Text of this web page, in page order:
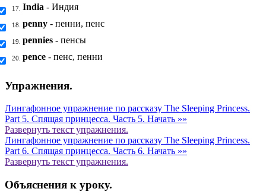
17. India - Индия
18. penny - пенни, пенс
19. pennies - пенсы
20. pence - пенс, пенни
Упражнения.
Лингафонное упражнение по рассказу The Sleeping Princess.
Part 5. Спящая принцесса. Часть 5. Начать »»
Развернуть текст упражнения.
Лингафонное упражнение по рассказу The Sleeping Princess.
Part 6. Спящая принцесса. Часть 6. Начать »»
Развернуть текст упражнения.
Объяснения к уроку.